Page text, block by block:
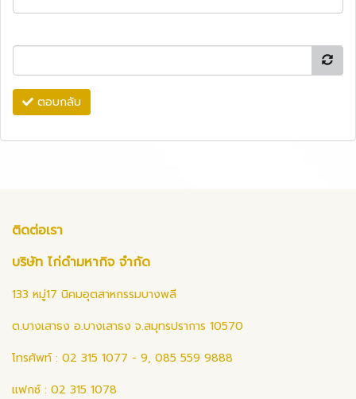
ตอบกลับ
ติดต่อเรา
บริษัท ไก่ดำมหากิจ จำกัด
133 หมู่17 นิคมอุตสาหกรรมบางพลี
ต.บางเสาธง อ.บางเสาธง จ.สมุทรปราการ 10570
โทรศัพท์ : 02 315 1077 - 9, 085 559 9888
แฟกซ์ : 02 315 1078